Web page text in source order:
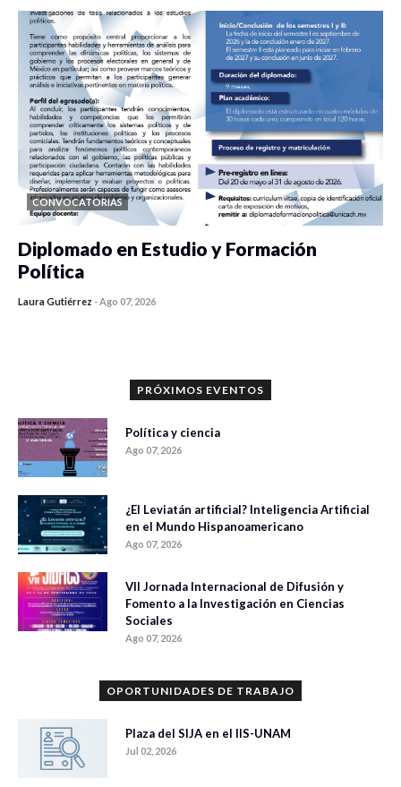
CONVOCATORIAS
Diplomado en Estudio y Formación
Política
Laura Gutiérrez -Ago 07, 2026
PRÓXIMOS EVENTOS
Política y ciencia
Ago 07, 2026
¿El Leviatán artificial? Inteligencia Artificial
en el Mundo Hispanoamericano
Ago 07, 2026
VII Jornada Internacional de Difusión y
Fomento a la Investigación en Ciencias
Sociales
Ago 07, 2026
OPORTUNIDADES DE TRABAJO
Plaza del SIJA en el IIS-UNAM
Jul 02, 2026